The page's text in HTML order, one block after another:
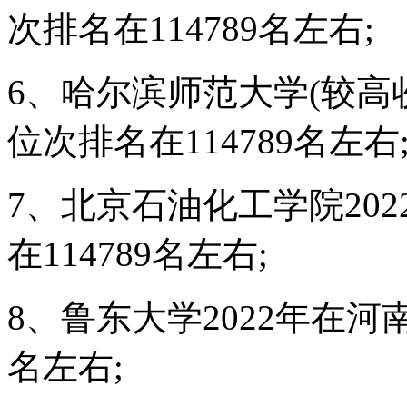
次排名在114789名左右;
6、哈尔滨师范大学(较高
位次排名在114789名左
7、北京石油化工学院
在114789名左右;
8、鲁东大学2022年在河
名左右;